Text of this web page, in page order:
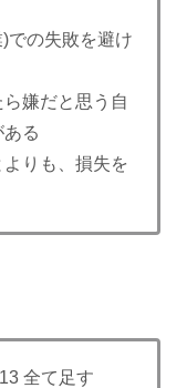
)での失敗を避け
嫌だと思う自
る
りも、損失を
全て足す